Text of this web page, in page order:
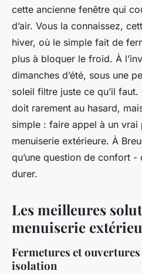
cette ancienne fenêtre qui
d’air. Vous la connaissez,
hiver, où le simple fait de
plus à bloquer le froid. À
dimanches d’été, sous une
soleil filtre juste ce qu’il
doit rarement au hasard,
simple : faire appel à un vrai
menuiserie extérieure. À
qu’une question de confort -
durer.
Les meilleures
menuiserie
Fermetures et
isolation